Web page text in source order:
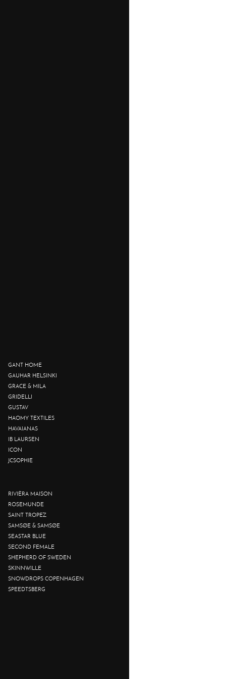
GANT HOME
GAUHAR HELSINKI
GRACE & MILA
GRIDELLI
GUSTAV
HAOMY TEXTILES
HAVAIANAS
IB LAURSEN
ICON
JCSOPHIE
RIVIÈRA MAISON
ROSEMUNDE
SAINT TROPEZ
SAMSØE & SAMSØE
SEASTAR BLUE
SECOND FEMALE
SHEPHERD OF SWEDEN
SKINNWILLE
SNOWDROPS COPENHAGEN
SPEEDTSBERG